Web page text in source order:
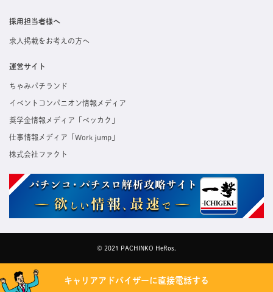
採用担当者様へ
求人掲載をお考えの方へ
運営サイト
ちゃみパチランド
イベントコンパニオン情報メディア
奨学金情報メディア「ベッカク」
仕事情報メディア「Work jump」
株式会社ファクト
© 2021 PACHINKO HeRos.
キャリアアドバイザーに直接電話する